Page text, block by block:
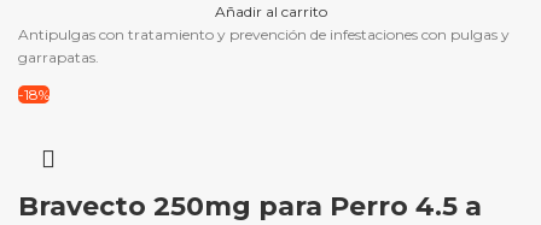
original
era:
actual
Añadir al carrito
Antipulgas con tratamiento y prevención de infestaciones con pulgas y
garrapatas.
-18%
Bravecto 250mg para Perro 4.5 a